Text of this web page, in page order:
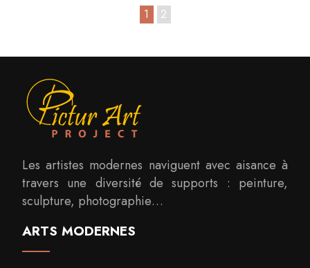
1 2
Les artistes modernes naviguent avec aisance à
travers une diversité de supports : peinture,
sculpture, photographie…
ARTS MODERNES